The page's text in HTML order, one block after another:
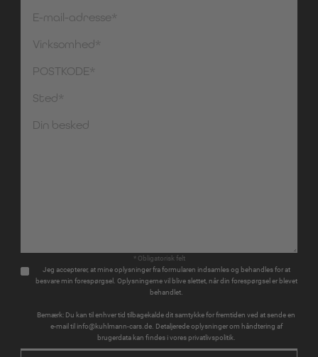
* Obligatorisk felt
Jeg accepterer, at mine oplysninger fra formularen indsamles og behandles for at
besvare min forespørgsel. Oplysningerne vil blive slettet, når din forespørgsel er blevet
behandlet.
Bemærk: Du kan til enhver tid tilbagekalde dit samtykke for fremtiden ved at sende en
e-mail til info@kuhlmann-cars.de. Detaljerede oplysninger om håndtering af
brugerdata kan findes i vores privatlivspolitik.